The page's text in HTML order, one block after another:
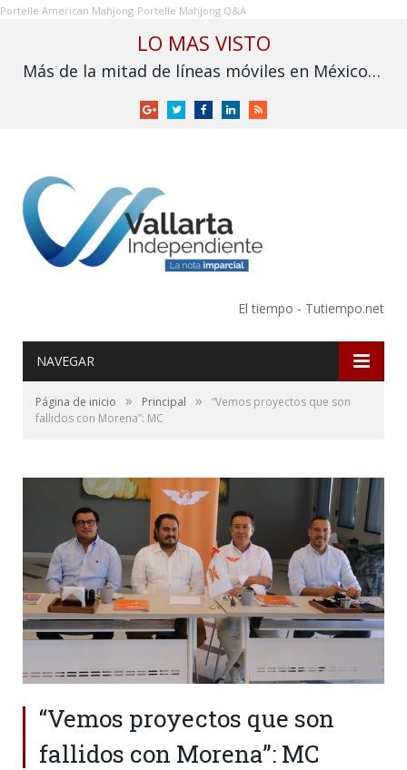
Portelle American Mahjong Portelle Mahjong Q&A
LO MAS VISTO
Más de la mitad de líneas móviles en México aún no se vinculan a la CURP
GoogleTwitterFacebookLinkedInRSS
El tiempo - Tutiempo.net
NAVEGAR
Página de inicio » Principal »
“Vemos proyectos que son
fallidos con Morena”: MC
“Vemos proyectos que son
fallidos con Morena”: MC